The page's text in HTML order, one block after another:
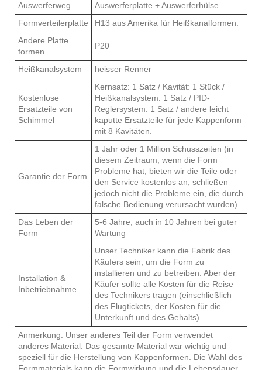
Auswerferweg
Auswerferplatte + Auswerferhülse
Formverteilerplatte
H13 aus Amerika für Heißkanalformen.
Andere Platte
formen
P20
Heißkanalsystem heisser Renner
Kostenlose
Ersatzteile von
Schimmel
Kernsatz: 1 Satz / Kavität: 1 Stück /
Heißkanalsystem: 1 Satz / PID-
Reglersystem: 1 Satz / andere leicht
kaputte Ersatzteile für jede Kappenform
mit 8 Kavitäten.
Garantie der Form
1 Jahr oder 1 Million Schusszeiten (in
diesem Zeitraum, wenn die Form
Probleme hat, bieten wir die Teile oder
den Service kostenlos an, schließen
jedoch nicht die Probleme ein, die durch
falsche Bedienung verursacht wurden)
Das Leben der
Form
5-6 Jahre, auch in 10 Jahren bei guter
Wartung
Installation &
Inbetriebnahme
Unser Techniker kann die Fabrik des
Käufers sein, um die Form zu
installieren und zu betreiben. Aber der
Käufer sollte alle Kosten für die Reise
des Technikers tragen (einschließlich
des Flugtickets, der Kosten für die
Unterkunft und des Gehalts).
Anmerkung: Unser anderes Teil der Form verwendet
anderes Material. Das gesamte Material war wichtig und
speziell für die Herstellung von Kappenformen. Die Wahl des